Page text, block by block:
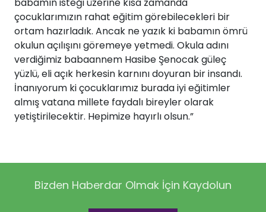
çocuklarımızın rahat eğitim görebilecekleri bir
ortam hazırladık. Ancak ne yazık ki babamın ömrü
okulun açılışını göremeye yetmedi. Okula adını
verdiğimiz babaannem Hasibe Şenocak güleç
yüzlü, eli açık herkesin karnını doyuran bir insandı.
İnanıyorum ki çocuklarımız burada iyi eğitimler
almış vatana millete faydalı bireyler olarak
yetiştirilecektir. Hepimize hayırlı olsun.”
Bizden Haberdar Olmak İçin Kaydolun